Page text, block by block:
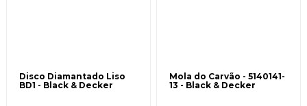
Disco Diamantado Liso
BD1 - Black & Decker
Mola do Carvão - 5140141-
13 - Black & Decker